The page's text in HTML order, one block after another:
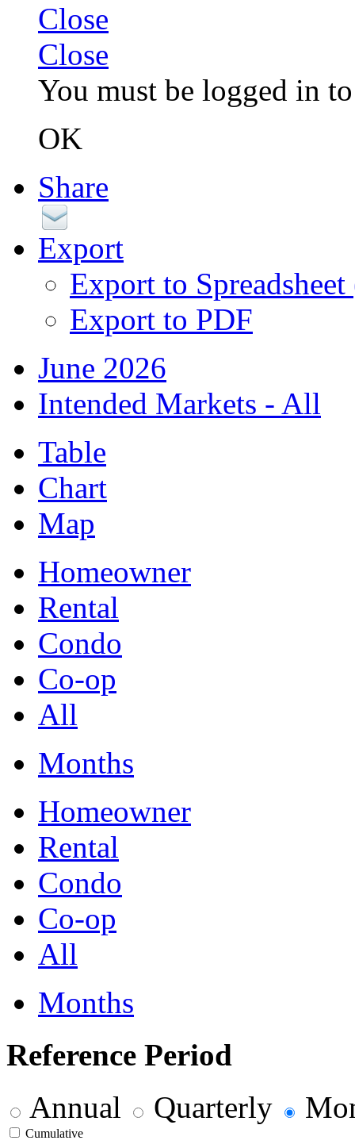
Close
Close
You must be logged in
OK
Share
Export
Export to
Export to PDF
June 2026
Intended Markets - All
Table
Chart
Map
Homeowner
Rental
Condo
Co-op
All
Months
Homeowner
Rental
Condo
Co-op
All
Months
Reference Period
Annual
Quarterly
Cumulative